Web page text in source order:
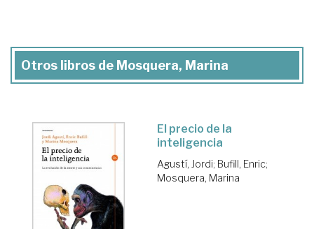
Otros libros de Mosquera, Marina
El precio de la
inteligencia
Agustí, Jordi; Bufill, Enric;
Mosquera, Marina